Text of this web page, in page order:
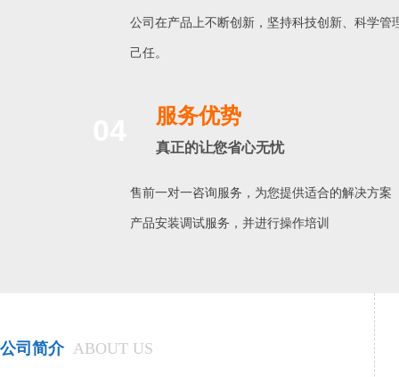
公司在产品上不断创新，坚持科技创新、科学管
己任。
服务优势
真正的让您省心无忧
售前一对一咨询服务，为您提供适合的解决方案
产品安装调试服务，并进行操作培训
公司简介 ABOUT US